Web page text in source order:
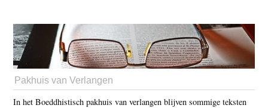
Pakhuis van Verlangen
In het Boeddhistisch pakhuis van verlangen blijven sommige teksten